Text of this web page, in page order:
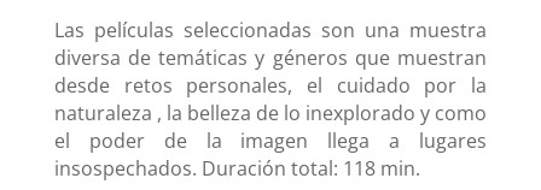
Las películas seleccionadas son una muestra
diversa de temáticas y géneros que muestran
desde retos personales, el cuidado por la
naturaleza , la belleza de lo inexplorado y como
el poder de la imagen llega a lugares
insospechados. Duración total: 118 min.